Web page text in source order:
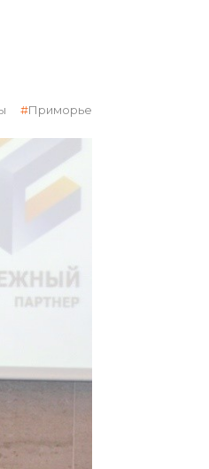
Приморье